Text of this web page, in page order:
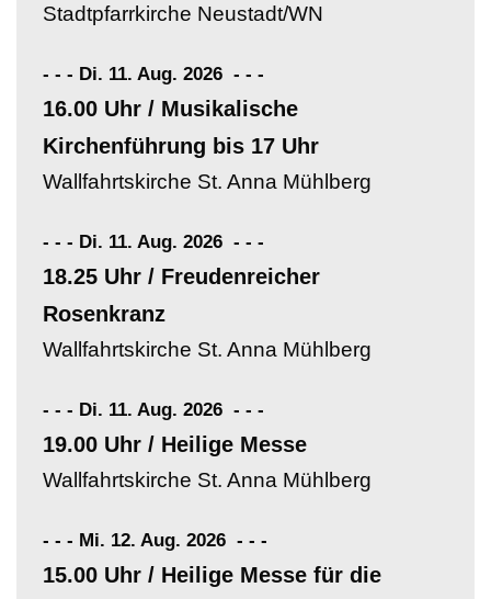
Stadtpfarrkirche Neustadt/WN
- - - Di. 11. Aug. 2026 - - -
16.00 Uhr / Musikalische
Kirchenführung bis 17 Uhr
Wallfahrtskirche St. Anna Mühlberg
- - - Di. 11. Aug. 2026 - - -
18.25 Uhr / Freudenreicher
Rosenkranz
Wallfahrtskirche St. Anna Mühlberg
- - - Di. 11. Aug. 2026 - - -
19.00 Uhr / Heilige Messe
Wallfahrtskirche St. Anna Mühlberg
- - - Mi. 12. Aug. 2026 - - -
15.00 Uhr / Heilige Messe für die